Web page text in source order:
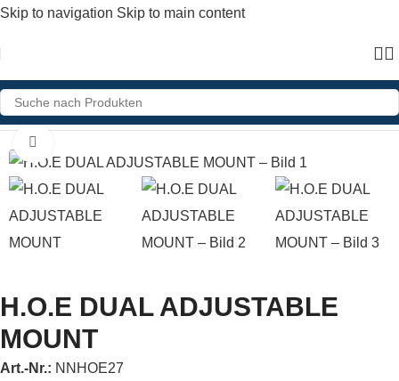
Skip to navigation Skip to main content
Home»Shop»H.O.E DUAL ADJUSTABLE MOUNT
H.O.E DUAL ADJUSTABLE
MOUNT
Art.-Nr.: NNHOE27